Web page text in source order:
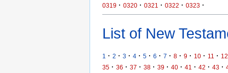
0319 · 0320 · 0321 · 0322 · 0323 ·
List of New
1 · 2 · 3 · 4 · 5 · 6 · 7 · 8 · 9 · 10 · 11 · 12
35 · 36 · 37 · 38 · 39 · 40 · 41 · 42 · 43 ·